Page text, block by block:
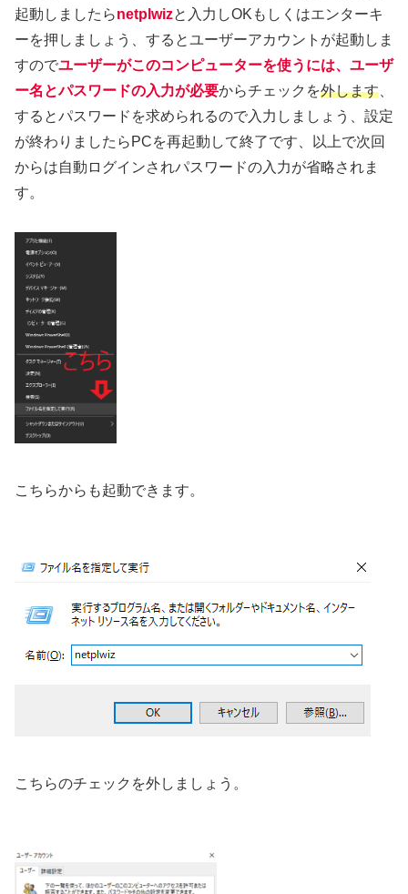
起動しましたらnetplwizと入力しOKもしくはエンターキ
ーを押しましょう、するとユーザーアカウントが起動しま
すのでユーザーがこのコンピューターを使うには、ユーザ
ー名とパスワードの入力が必要からチェックを外します
するとパスワードを求められるので入力しましょう、設定
が終わりましたらPCを再起動して終了です、以上で次回
からは自動ログインされパスワードの入力が省略されま
す。
こちらからも起動できます。
こちらのチェックを外しましょう。